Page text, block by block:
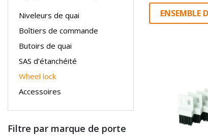
Niveleurs de quai
Boîtiers de commande
Butoirs de quai
SAS d’étanchéité
Wheel lock
Accessoires
Filtre par marque de porte
ENSEMBLE